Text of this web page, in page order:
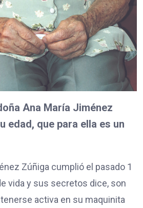
Ana María Jiménez
edad, que para ella es un
Zúñiga cumplió el pasado 1
vida y sus secretos dice, son
activa en su maquinita